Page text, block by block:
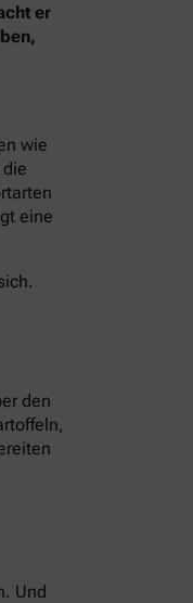
er
wie
eine
den
Und